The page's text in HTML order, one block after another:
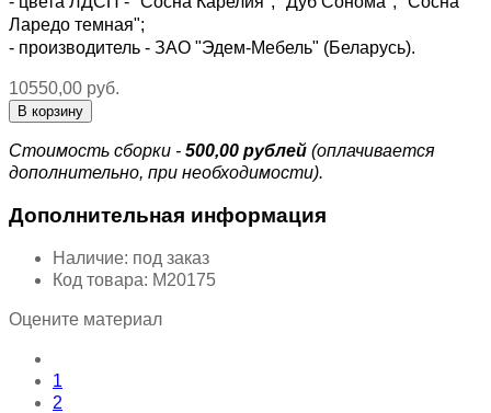
Ларедо темная";
- производитель - ЗАО "Эдем-Мебель" (Беларусь).
10550,00 руб.
Стоимость сборки - 500,00 рублей (оплачивается
дополнительно, при необходимости).
Дополнительная информация
Наличие: под заказ
Код товара: М20175
Оцените материал
1
2